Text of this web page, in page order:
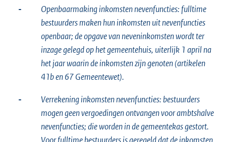
-
Openbaarmaking inkomsten nevenfuncties: fulltime
bestuurders maken hun inkomsten uit nevenfuncties
openbaar; de opgave van neveninkomsten wordt ter
inzage gelegd op het gemeentehuis, uiterlijk 1 april na
het jaar waarin de inkomsten zijn genoten (artikelen
41b en 67 Gemeentewet).
-
Verrekening inkomsten nevenfuncties: bestuurders
mogen geen vergoedingen ontvangen voor ambtshalve
nevenfuncties; die worden in de gemeentekas gestort.